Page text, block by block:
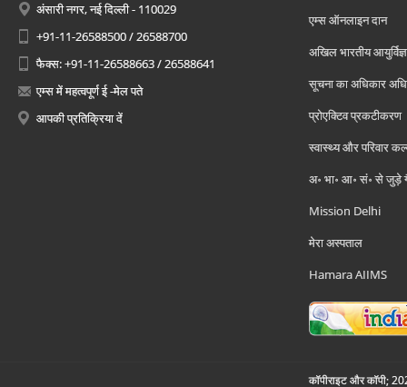
अंसारी नगर, नई दिल्ली - 110029
+91-11-26588500 / 26588700
फैक्स: +91-11-26588663 / 26588641
एम्स में महत्वपूर्ण ई -मेल पते
आपकी प्रतिक्रिया दें
एम्स ऑनलाइन दान
अखिल भारतीय
सूचना का अधिकार
प्रोएक्टिव प्रकटीकरण
स्वास्थ्य और परिवार
अ॰ भा॰ आ॰ सं॰ से जुड़े
Mission Delhi
मेरा अस्पताल
Hamara AIIMS
कॉपीराइट और कॉपी;